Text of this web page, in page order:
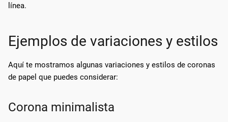
línea.
Ejemplos de variaciones y estilos
Aquí te mostramos algunas variaciones y estilos de coronas
de papel que puedes considerar:
Corona minimalista